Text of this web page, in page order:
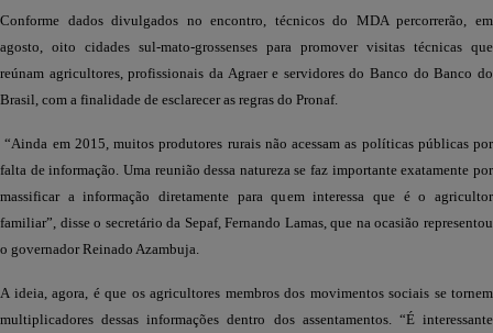
Conforme dados divulgados no encontro, técnicos do MDA percorrerão, em
agosto, oito cidades sul-mato-grossenses para promover visitas técnicas que
reúnam agricultores, profissionais da Agraer e servidores do Banco do Banco do
Brasil, com a finalidade de esclarecer as regras do Pronaf.
“Ainda em 2015, muitos produtores rurais não acessam as políticas públicas por
falta de informação. Uma reunião dessa natureza se faz importante exatamente por
massificar a informação diretamente para quem interessa que é o agricultor
familiar”, disse o secretário da Sepaf, Fernando Lamas, que na ocasião representou
o governador Reinado Azambuja.
A ideia, agora, é que os agricultores membros dos movimentos sociais se tornem
multiplicadores dessas informações dentro dos assentamentos. “É interessante